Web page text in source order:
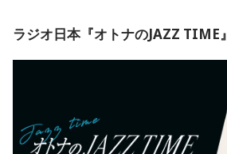
ラジオ日本『オトナのJAZZ TIME』